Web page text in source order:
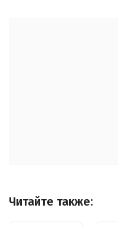
Читайте также: